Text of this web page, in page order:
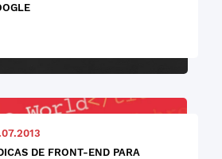
DE FRONT-END PARA